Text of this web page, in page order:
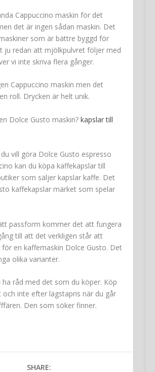
Cappuccino maskin för det
det är ingen sådan maskin. Det
som är bättre byggd för
ju redan att mjölkpulvret följer med
vi inte skriva flera gånger.
Cappuccino maskin men det
roll. Drycken är helt unik.
Dolce Gusto maskin? kapslar till
vill göra Dolce Gusto espresso
kan du köpa kaffekapslar till
som säljer kapslar kaffe. Det
kaffekapslar märket som spelar
passform kommer det att fungera
till att det verkligen står att
för en kaffemaskin Dolce Gusto. Det
olika varianter.
ha råd med det som du köper. Köp
och inte efter lägstapris när du går
Den som söker finner.
SHARE: